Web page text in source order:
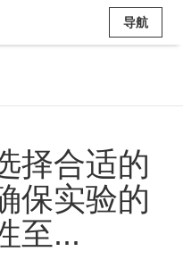
导航
择合适的
保实验的
至...